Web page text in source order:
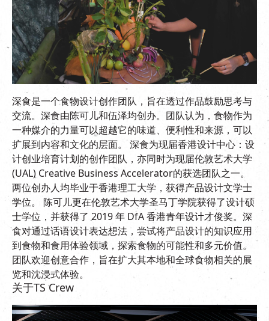
深食是一个食物设计创作团队，旨在透过作品鼓励思考与
交流。深食由陈可儿和伍泽均创办。团队认为，食物作为
一种媒介的力量可以超越它的味道、便利性和来源，可以
扩展到内容和文化的层面。 深食为现届香港设计中心：设
计创业培育计划的创作团队，亦同时为现届伦敦艺术大学
(UAL) Creative Business Accelerator的获选团队之一。
两位创办人均毕业于香港理工大学，获得产品设计文学士
学位。 陈可儿更在伦敦艺术大学圣马丁学院获得了设计硕
士学位，并获得了 2019 年 DfA 香港青年设计才俊奖。深
食对通过话语设计表达想法，尝试将产品设计的知识应用
到食物和食用体验领域，探索食物的可能性和多元价值。
团队欢迎创意合作，旨在扩大其本地和全球食物相关的展
览和沈浸式体验。
关于TS Crew